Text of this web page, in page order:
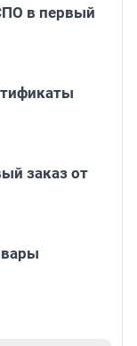
в первый
заказ от